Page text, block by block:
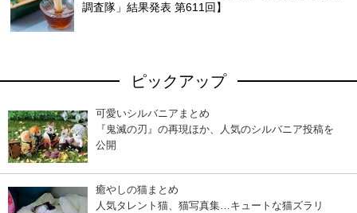
調査隊」結果発表 第611回】
ピックアップ
可愛いシルバニアまとめ
『鬼滅の刃』の再現ほか、人気のシルバニア投稿を
公開
癒やしの猫まとめ
人気タレント猫、猫写真集…キュートな猫ズラリ